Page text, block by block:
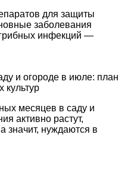
для защиты
заболевания
инфекций —
и огороде в июле: план
культур
месяцев в саду и
активно растут,
значит, нуждаются в